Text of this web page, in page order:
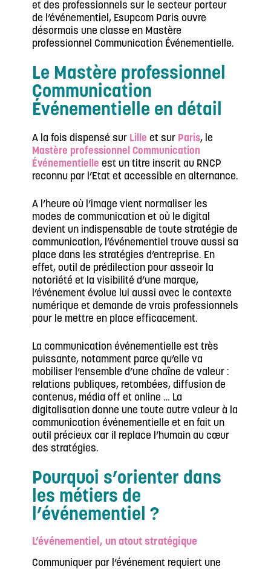
et des professionnels sur le secteur porteur
de l’événementiel, Esupcom Paris ouvre
désormais une classe en Mastère
professionnel Communication Événementielle.
Le Mastère professionnel
Communication
Événementielle en détail
A la fois dispensé sur Lille et sur Paris, le
Mastère professionnel Communication
Événementielle est un titre inscrit au RNCP
reconnu par l’Etat et accessible en alternance.
A l’heure où l’image vient normaliser les
modes de communication et où le digital
devient un indispensable de toute stratégie de
communication, l’événementiel trouve aussi sa
place dans les stratégies d’entreprise. En
effet, outil de prédilection pour asseoir la
notoriété et la visibilité d’une marque,
l’événement évolue lui aussi avec le contexte
numérique et demande de vrais professionnels
pour le mettre en place efficacement.
La communication événementielle est très
puissante, notamment parce qu’elle va
mobiliser l’ensemble d’une chaîne de valeur :
relations publiques, retombées, diffusion de
contenus, média off et online … La
digitalisation donne une toute autre valeur à la
communication événementielle et en fait un
outil précieux car il replace l’humain au cœur
des stratégies.
Pourquoi s’orienter dans
les métiers de
l’événementiel ?
L’événementiel, un atout stratégique
Communiquer par l’événement requiert une